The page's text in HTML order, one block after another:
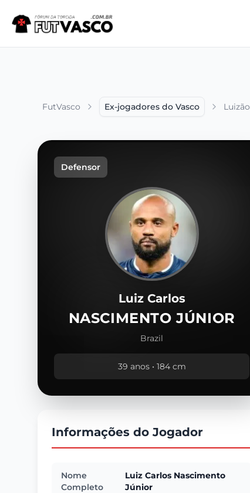
FutVasco Ex-jogadores do Vasco Luizão
Defensor
Luiz Carlos
NASCIMENTO JÚNIOR
Brazil
39 anos • 184 cm
Informações do Jogador
Nome
Completo
Luiz Carlos Nascimento
Júnior